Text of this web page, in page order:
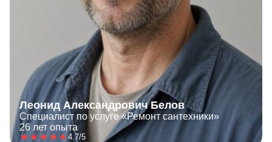
Леонид Александрович Белов
Специалист по услуге «Ремонт сантехники»
26 лет опыта
4.7/5